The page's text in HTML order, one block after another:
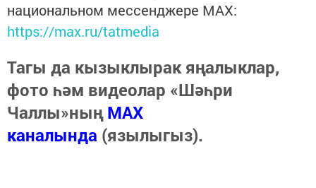
национальном мессенджере MАХ:
https://max.ru/tatmedia
Тагы да кызыклырак яңалыклар,
фото һәм видеолар «Шәһри
Чаллы»ныңMAX
каналында (язылыгыз).